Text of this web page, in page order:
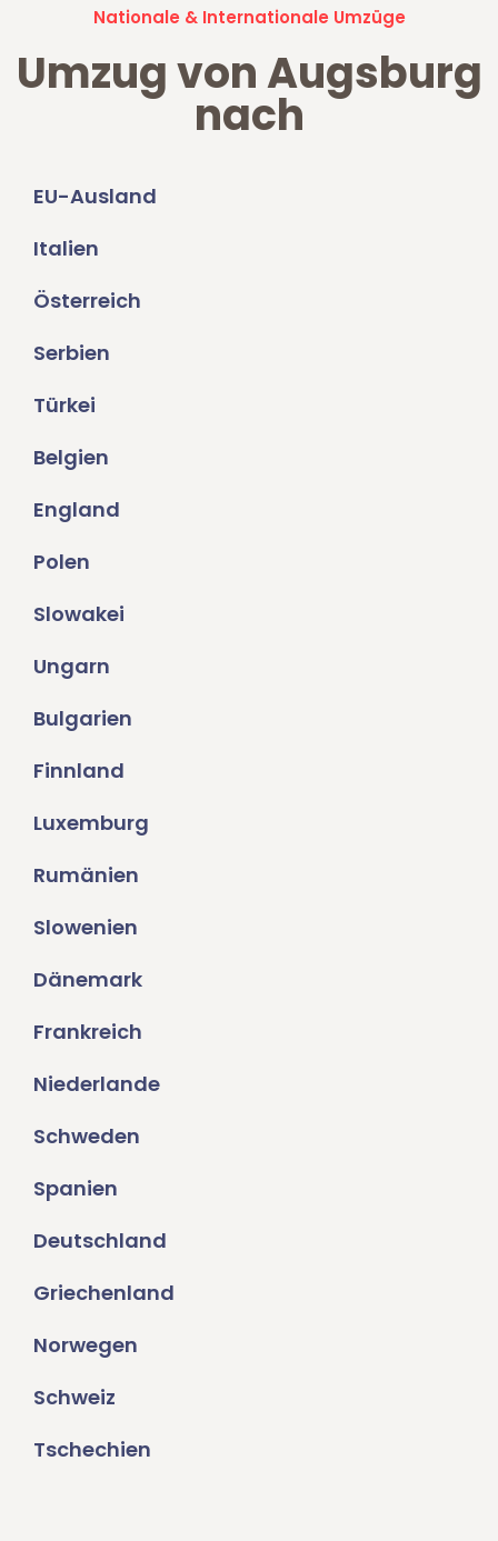
Nationale & Internationale Umzüge
Umzug von Augsburg
nach
EU-Ausland
Italien
Österreich
Serbien
Türkei
Belgien
England
Polen
Slowakei
Ungarn
Bulgarien
Finnland
Luxemburg
Rumänien
Slowenien
Dänemark
Frankreich
Niederlande
Schweden
Spanien
Deutschland
Griechenland
Norwegen
Schweiz
Tschechien